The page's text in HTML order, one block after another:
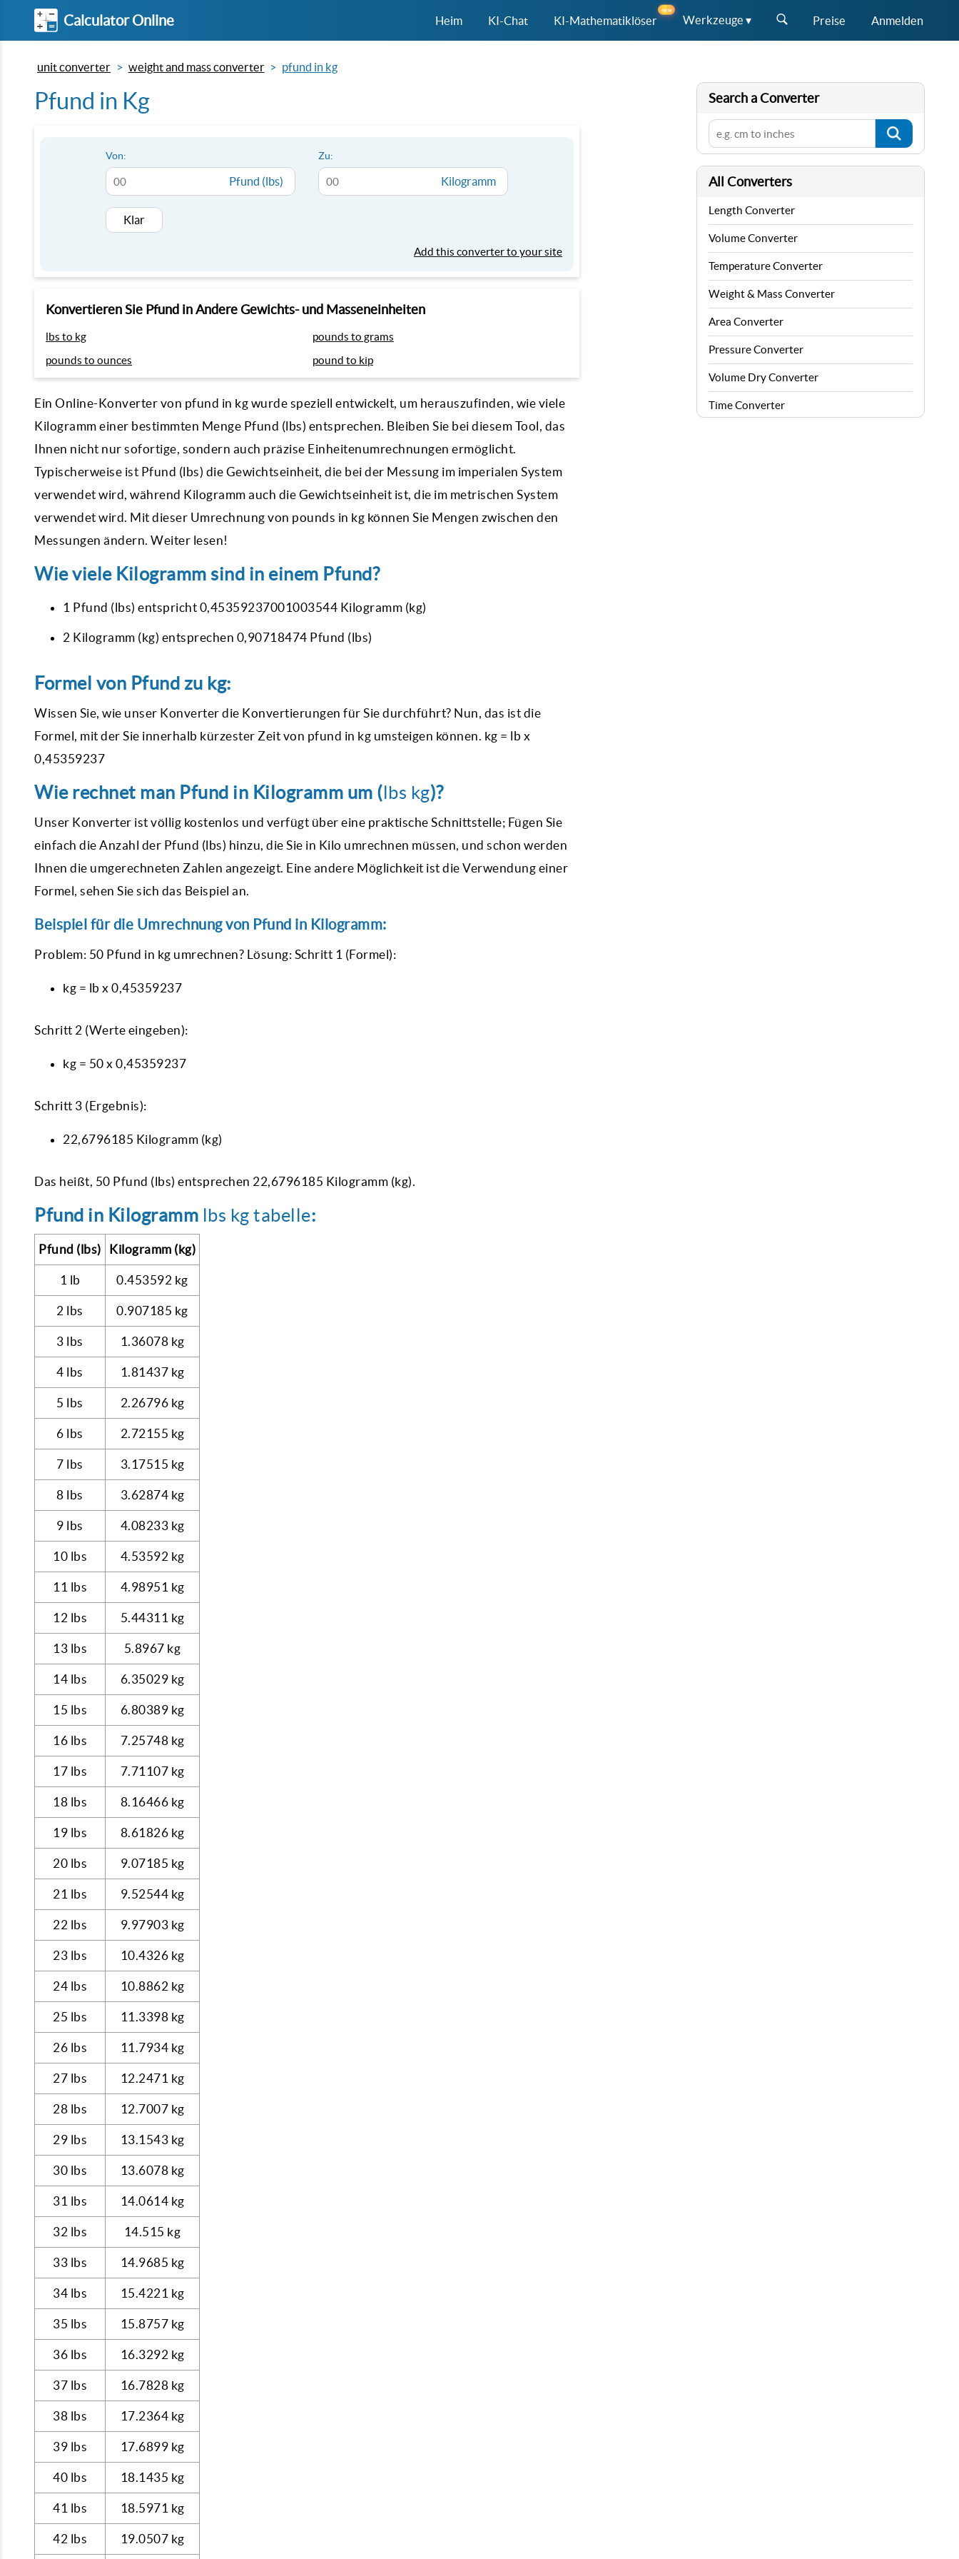
Calculator Online Heim KI-Chat KI-Mathematiklöser
new
Werkzeuge ▾ Preise Anmelden
unit converter weight and mass converter pfund in kg
Pfund in Kg
Von:
Pfund (lbs)
Zu:
Kilogramm
Klar
Add this converter to your site
Konvertieren Sie Pfund in Andere Gewichts- und Masseneinheiten
lbs to kg
pounds to grams
pounds to ounces
pound to kip
Ein Online-Konverter von pfund in kg wurde speziell entwickelt, um herauszufinden, wie viele
Kilogramm einer bestimmten Menge Pfund (lbs) entsprechen. Bleiben Sie bei diesem Tool, das
Ihnen nicht nur sofortige, sondern auch präzise Einheitenumrechnungen ermöglicht.
Typischerweise ist Pfund (lbs) die Gewichtseinheit, die bei der Messung im imperialen System
verwendet wird, während Kilogramm auch die Gewichtseinheit ist, die im metrischen System
verwendet wird. Mit dieser Umrechnung von pounds in kg können Sie Mengen zwischen den
Messungen ändern. Weiter lesen!
Wie viele Kilogramm sind in einem Pfund?
1 Pfund (lbs) entspricht 0,45359237001003544 Kilogramm (kg)
2 Kilogramm (kg) entsprechen 0,90718474 Pfund (lbs)
Formel von Pfund zu kg:
Wissen Sie, wie unser Konverter die Konvertierungen für Sie durchführt? Nun, das ist die
Formel, mit der Sie innerhalb kürzester Zeit von pfund in kg umsteigen können. kg = lb x
0,45359237
Wie rechnet man Pfund in Kilogramm um (lbs kg)?
Unser Konverter ist völlig kostenlos und verfügt über eine praktische Schnittstelle; Fügen Sie
einfach die Anzahl der Pfund (lbs) hinzu, die Sie in Kilo umrechnen müssen, und schon werden
Ihnen die umgerechneten Zahlen angezeigt. Eine andere Möglichkeit ist die Verwendung einer
Formel, sehen Sie sich das Beispiel an.
Beispiel für die Umrechnung von Pfund in Kilogramm:
Problem: 50 Pfund in kg umrechnen? Lösung: Schritt 1 (Formel):
kg = lb x 0,45359237
Schritt 2 (Werte eingeben):
kg = 50 x 0,45359237
Schritt 3 (Ergebnis):
22,6796185 Kilogramm (kg)
Das heißt, 50 Pfund (lbs) entsprechen 22,6796185 Kilogramm (kg).
Pfund in Kilogramm lbs kg tabelle:
Pfund (lbs) Kilogramm (kg)
1 lb 0.453592 kg
2 lbs 0.907185 kg
3 lbs 1.36078 kg
4 lbs 1.81437 kg
5 lbs 2.26796 kg
6 lbs 2.72155 kg
7 lbs 3.17515 kg
8 lbs 3.62874 kg
9 lbs 4.08233 kg
10 lbs 4.53592 kg
11 lbs 4.98951 kg
12 lbs 5.44311 kg
13 lbs 5.8967 kg
14 lbs 6.35029 kg
15 lbs 6.80389 kg
16 lbs 7.25748 kg
17 lbs 7.71107 kg
18 lbs 8.16466 kg
19 lbs 8.61826 kg
20 lbs 9.07185 kg
21 lbs 9.52544 kg
22 lbs 9.97903 kg
23 lbs 10.4326 kg
24 lbs 10.8862 kg
25 lbs 11.3398 kg
26 lbs 11.7934 kg
27 lbs 12.2471 kg
28 lbs 12.7007 kg
29 lbs 13.1543 kg
30 lbs 13.6078 kg
31 lbs 14.0614 kg
32 lbs 14.515 kg
33 lbs 14.9685 kg
34 lbs 15.4221 kg
35 lbs 15.8757 kg
36 lbs 16.3292 kg
37 lbs 16.7828 kg
38 lbs 17.2364 kg
39 lbs 17.6899 kg
40 lbs 18.1435 kg
41 lbs 18.5971 kg
42 lbs 19.0507 kg
Search a Converter
All Converters
Length Converter
Volume Converter
Temperature Converter
Weight & Mass Converter
Area Converter
Pressure Converter
Volume Dry Converter
Time Converter